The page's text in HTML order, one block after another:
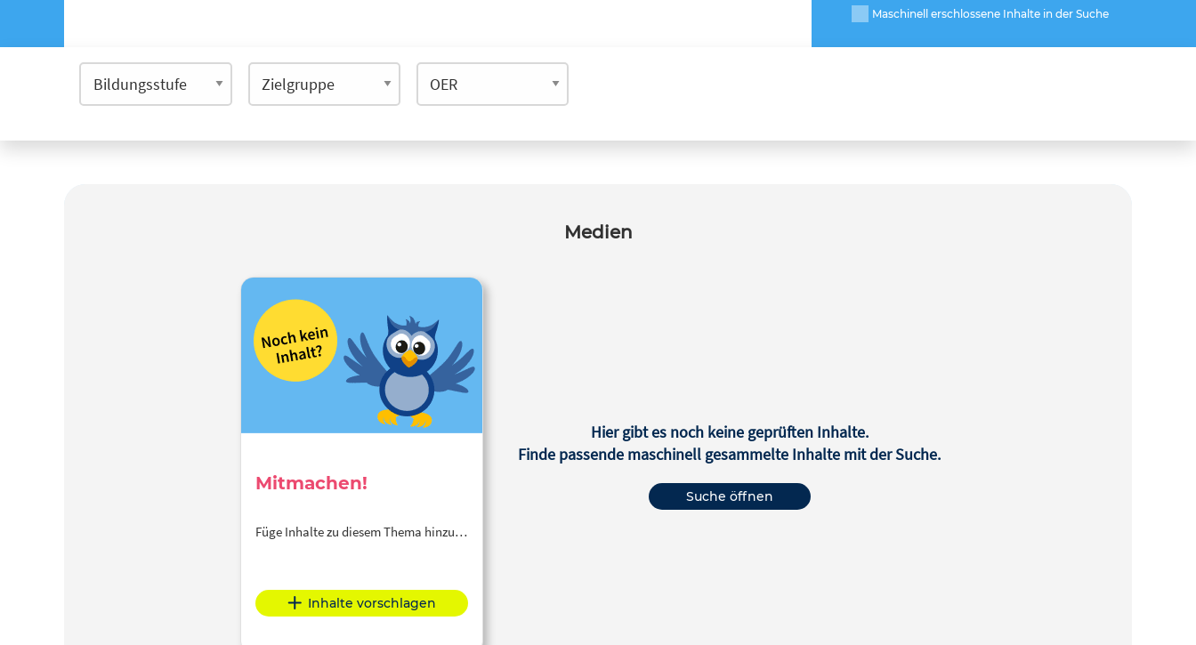
Maschinell erschlossene Inhalte in der Suche
Medien
Mitmachen!
Füge Inhalte zu diesem Thema hinzu…
Inhalte vorschlagen
Hier gibt es noch keine geprüften Inhalte.
Finde passende maschinell gesammelte Inhalte mit der Suche.
Suche öffnen